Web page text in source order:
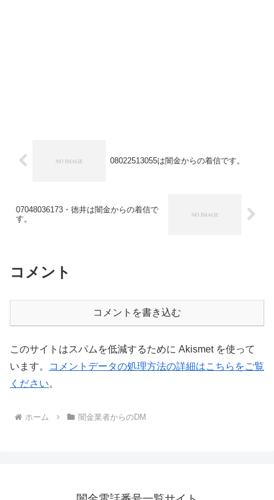
08022513055は闇金からの着信です。
07048036173・徳井は闇金からの着信で
す。
コメント
コメントを書き込む
このサイトはスパムを低減するために Akismet を使って
います。
コメントデータの処理方法の詳細はこちらをご覧
ください。
ホーム 闇金業者からのDM